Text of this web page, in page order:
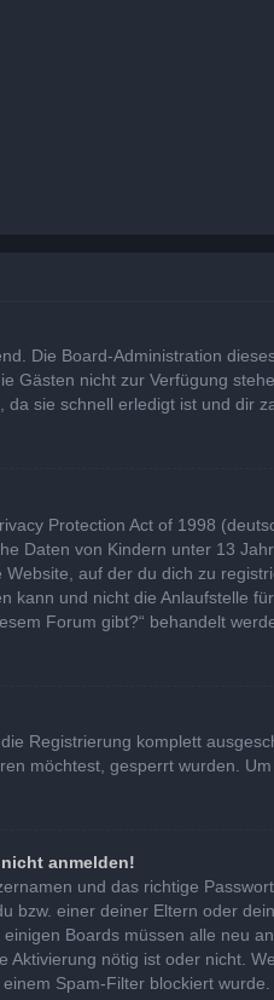
Die Board-Administration
Gästen nicht zur Verfügung
sie schnell erledigt ist und dir
Protection Act of 1998
Daten von Kindern unter 13
auf der du dich zu
kann und nicht die Anlaufstelle
Forum gibt?“ behandelt
Registrierung komplett
möchtest, gesperrt wurden.
anmelden!
und das richtige
bzw. einer deiner Eltern oder
Boards müssen alle neu
nötig ist oder nicht.
Spam-Filter blockiert